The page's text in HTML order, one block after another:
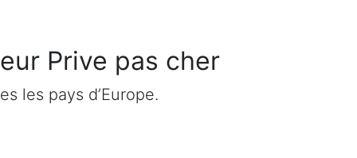
Prive pas cher
les pays d’Europe.